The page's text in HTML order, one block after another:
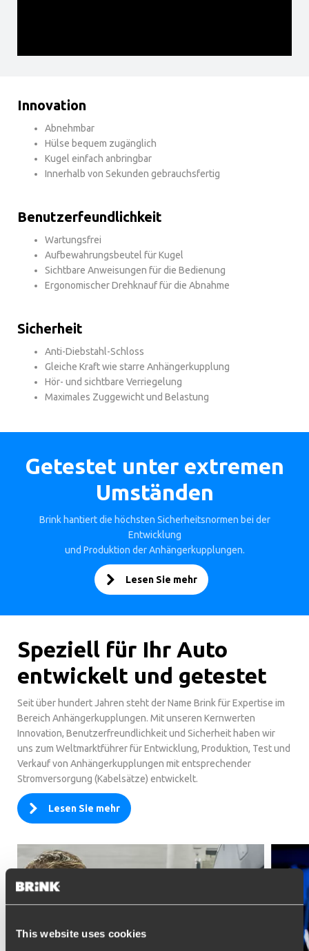
This website uses cookies
Innovation
Abnehmbar
Hülse bequem zugänglich
Kugel einfach anbringbar
Innerhalb von Sekunden gebrauchsfertig
Benutzerfeundlichkeit
Wartungsfrei
Aufbewahrungsbeutel für Kugel
Sichtbare Anweisungen für die Bedienung
Ergonomischer Drehknauf für die Abnahme
Sicherheit
Anti-Diebstahl-Schloss
Gleiche Kraft wie starre Anhängerkupplung
Hör- und sichtbare Verriegelung
Maximales Zuggewicht und Belastung
Getestet unter extremen
Umständen
Brink hantiert die höchsten Sicherheitsnormen bei der
Entwicklung
und Produktion der Anhängerkupplungen.
Lesen Sie mehr
Speziell für Ihr Auto
entwickelt und getestet
Seit über hundert Jahren steht der Name Brink für Expertise im
Bereich Anhängerkupplungen. Mit unseren Kernwerten
Innovation, Benutzerfreundlichkeit und Sicherheit haben wir
uns zum Weltmarktführer für Entwicklung, Produktion, Test und
Verkauf von Anhängerkupplungen mit entsprechender
Stromversorgung (Kabelsätze) entwickelt.
Lesen Sie mehr